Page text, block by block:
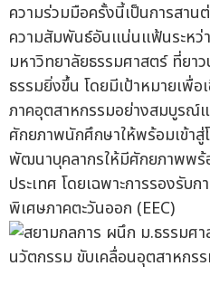
ความร่วมมือครั้งนี้เป็นการสา
ความสัมพันธ์อันแน่นแฟ้นระหว่
มหาวิทยาลัยธรรมศาสตร์ ที่ยา
ธรรมยิ่งขึ้น โดยมีเป้าหมายเพื่อ
ภาคอุตสาหกรรมอย่างสมบูรณ์
ศักยภาพนักศึกษาให้พร้อมเข้า
พัฒนาบุคลากรให้มีศักยภาพพร้
ประเทศ โดยเฉพาะการรองรับ
พิเศษภาคตะวันออก (EEC)